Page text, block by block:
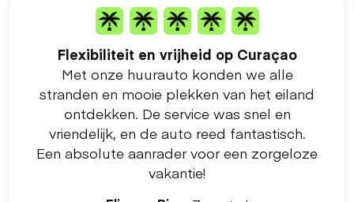
Flexibiliteit en vrijheid op Curaçao
Met onze huurauto konden we alle
stranden en mooie plekken van het eiland
ontdekken. De service was snel en
vriendelijk, en de auto reed fantastisch.
Een absolute aanrader voor een zorgeloze
vakantie!